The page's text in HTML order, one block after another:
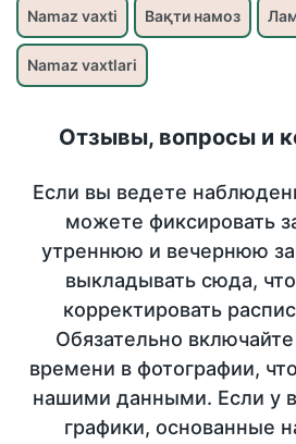
Namaz vaxti Вақти намоз
Namaz vaxtlari
Отзывы, вопросы и
Если вы ведете
можете фиксировать
утреннюю и вечернюю
выкладывать сюда,
корректировать
Обязательно
времени в фотографии,
нашими данными. Если у
графики, основанные